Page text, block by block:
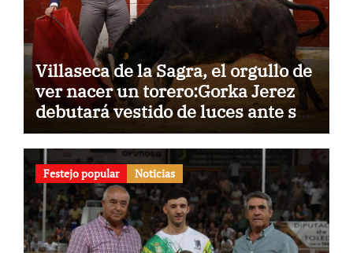
Villaseca de la Sagra, el orgullo de
ver nacer un torero:Gorka Jerez
debutará vestido de luces ante su
pueblo
Festejo popular Noticias